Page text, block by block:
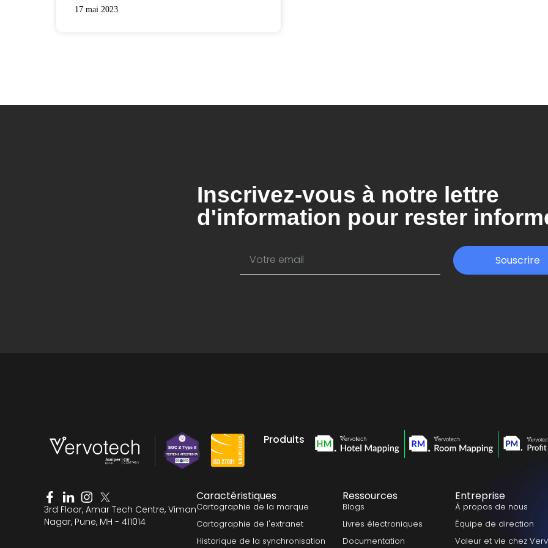
17 mai 2023
Inscrivez-vous à notre lettre
d'information pour rester
Souscrire
Produits
3rd Floor, Amar Tech Centre, Viman
Nagar, Pune, MH - 411014
Caractéristiques
Cartographie de la marque
Cartographie de l'extranet
Historique de la synchronisation
Ressources
Blogs
Livres électroniques
Documentation
Entreprise
À propos de nous
Équipe de direction
Valeur et vie chez